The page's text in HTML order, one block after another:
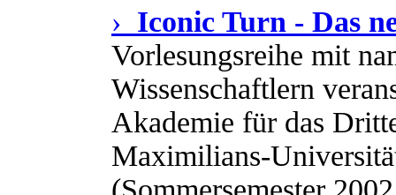
› Iconic Turn - Das
Vorlesungsreihe mit
Wissenschaftlern
Akademie für das
Maximilians-